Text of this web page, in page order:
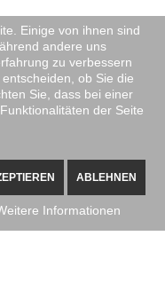
Einige von ihnen sind
andere uns
zu verbessern
ob Sie die
Sie, dass bei einer
der Seite
ABLEHNEN
Informationen